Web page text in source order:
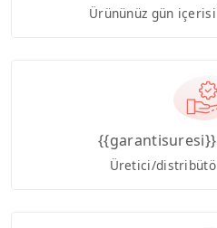
Ürününüz gün
{{garantisuresi}}
Üretici/